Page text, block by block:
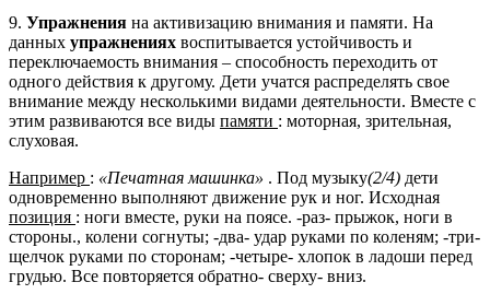
9. Упражнения на активизацию внимания и памяти. На
данных упражнениях воспитывается устойчивость и
переключаемость внимания – способность переходить от
одного действия к другому. Дети учатся распределять свое
внимание между несколькими видами деятельности. Вместе с
этим развиваются все виды памяти : моторная, зрительная,
слуховая.
Например : «Печатная машинка» . Под музыку(2/4) дети
одновременно выполняют движение рук и ног. Исходная
позиция : ноги вместе, руки на поясе. -раз- прыжок, ноги в
стороны., колени согнуты; -два- удар руками по коленям; -три-
щелчок руками по сторонам; -четыре- хлопок в ладоши перед
грудью. Все повторяется обратно- сверху- вниз.